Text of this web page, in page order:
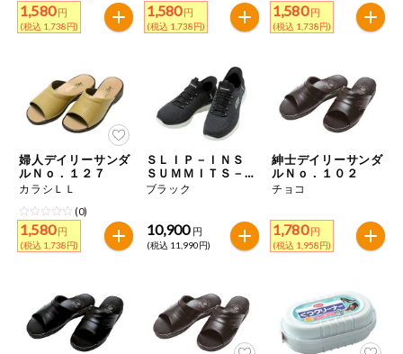
先着限定企画
スマート・ワ
ン注文
今週のお買い
コープ商品
今週の新登場
複数注文でお
トク
1,580 円
(税込 1,738円)
1,580 円
(税込 1,738円)
1,580 円
(税込 1,738円)
婦人デイリーサンダ
ルＮｏ．１２７
カラシＬＬ
(0)
1,580 円
(税込 1,738円)
ＳＬＩＰ－ＩＮＳ
ＳＵＭＭＩＴＳ－Ｋ
ＥＹ ＰＡＣＥ
ブラック
10,900 円
(税込 11,990円)
紳士デイリーサンダ
ルＮｏ．１０２
チョコ
1,780 円
(税込 1,958円)